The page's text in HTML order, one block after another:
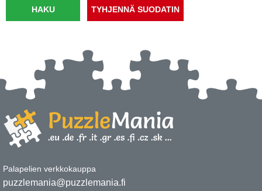
Palapelien verkkokauppa
puzzlemania@puzzlemania.fi